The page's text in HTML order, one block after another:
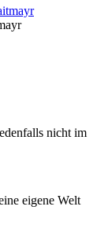
nicht im
eigene Welt